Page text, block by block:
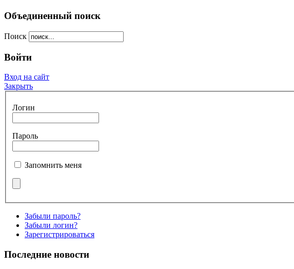
Объединенный поиск
Поиск
Войти
Вход на сайт
Закрыть
Логин
Пароль
Запомнить меня
Забыли пароль?
Забыли логин?
Зарегистрироваться
Последние новости